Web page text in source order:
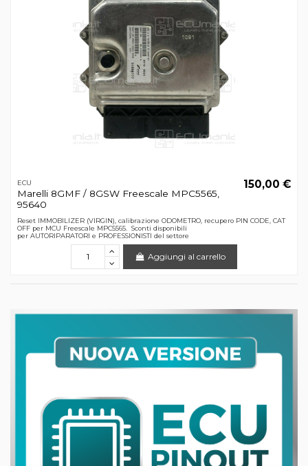
ECU
Marelli 8GMF / 8GSW Freescale MPC5565,
95640
150,00 €
Reset IMMOBILIZER (VIRGIN), calibrazione ODOMETRO, recupero PIN CODE, CAT
OFF per MCU Freescale MPC5565. Sconti disponibili
per AUTORIPARATORI e PROFESSIONISTI del settore
Aggiungi al carrello